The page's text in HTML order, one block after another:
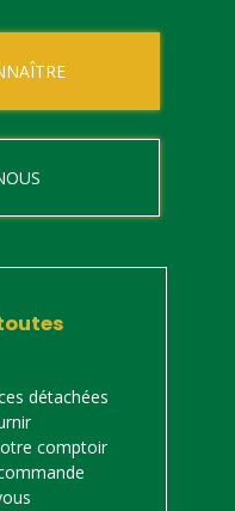
détachées
comptoir